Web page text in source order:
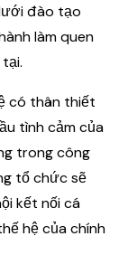
đào tạo
làm quen
có thân thiết
tình cảm của
trong công
tổ chức sẽ
kết nối cá
hệ của chính